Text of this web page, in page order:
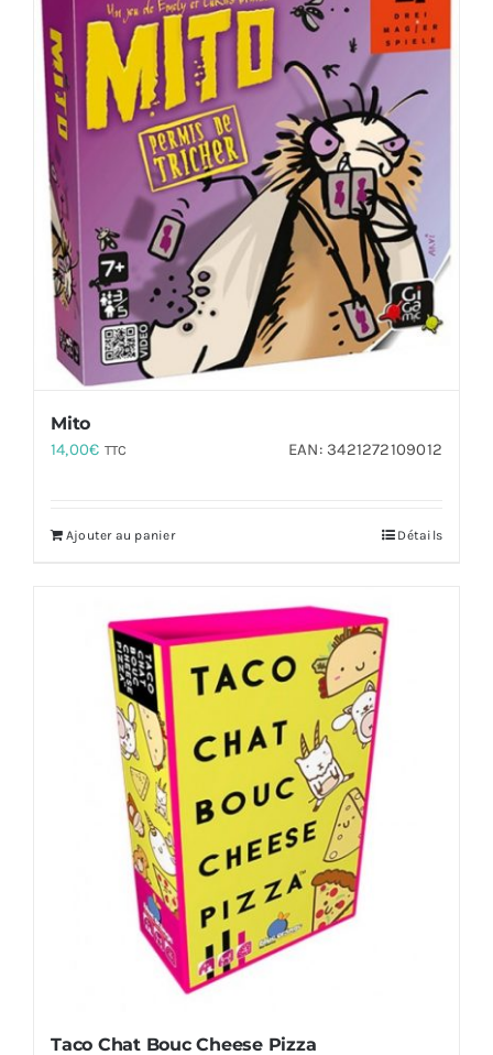
Mito
14,00€ TTC EAN:3421272109012
Ajouter au panier Détails
Taco Chat Bouc Cheese Pizza